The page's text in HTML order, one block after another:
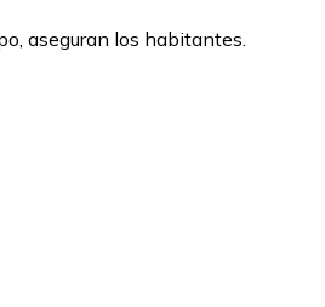
aseguran los habitantes.